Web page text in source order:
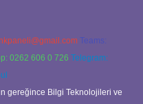
Teams:
0262 606 0 726 Telegram:
gereğince Bilgi Teknolojileri ve